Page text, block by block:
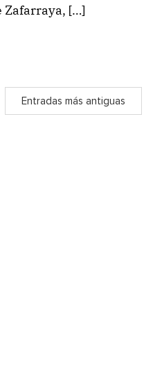
Zafarraya, […]
Entradas más antiguas